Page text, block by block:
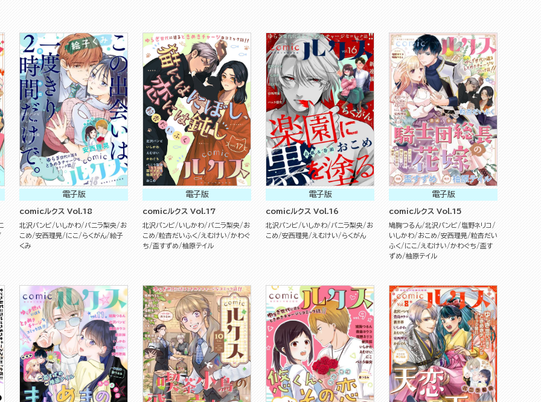
電子版
comicルクス Vol.18
北沢バンビ いしかわ バニラ梨央
お
こめ
安西理晃 にこ らくがん 絵子
くみ
電子版
comicルクス Vol.17
北沢バンビ いしかわ バニラ梨央
お
こめ
粒杏だいふく えむけい
かわぐ
ち
盃すずめ 柚原テイル
電子版
comicルクス Vol.16
北沢バンビ いしかわ バニラ梨央
お
こめ
安西理晃 えむけい らくがん
電子版
comicルクス Vol.15
鳩胸つるん 北沢バンビ
塩野ネリコ
いしかわ
おこめ 安西理晃 粒杏だい
ふく
にこ えむけい かわぐち
盃す
ずめ
柚原テイル